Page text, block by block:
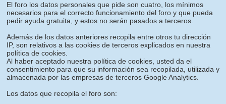
El foro los datos personales que pide son cuatro, los mínimos
necesarios para el correcto funcionamiento del foro y que pueda
pedir ayuda gratuita, y estos no serán pasados a terceros.
Además de los datos anteriores recopila entre otros tu dirección
IP, son relativos a las cookies de terceros explicados en nuestra
política de cookies.
Al haber aceptado nuestra política de cookies, usted da el
consentimiento para que su información sea recopilada, utilizada y
almacenada por las empresas de terceros Google Analytics.
Los datos que recopila el foro son: